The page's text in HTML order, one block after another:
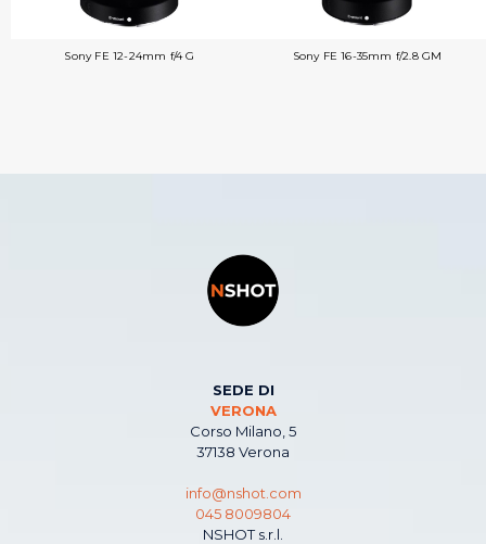
Sony FE 12-24mm f/4 G Sony FE 16-35mm f/2.8 GM
SEDE DI
VERONA
Corso Milano, 5
37138 Verona
info@nshot.com
045 8009804
NSHOT s.r.l.